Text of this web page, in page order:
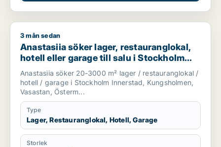
Anastasiia söker lager, restauranglokal, hotell eller garage
3 mån sedan
Anastasiia söker lager, restauranglokal,
hotell eller garage till salu i Stockholm
Innerstad, Kungsholmen eller Vasastan
m.fl.
Anastasiia söker 20-3000 m² lager / restauranglokal /
hotell / garage i Stockholm Innerstad, Kungsholmen,
Vasastan, Österm...
Type
Lager, Restauranglokal, Hotell, Garage
Storlek